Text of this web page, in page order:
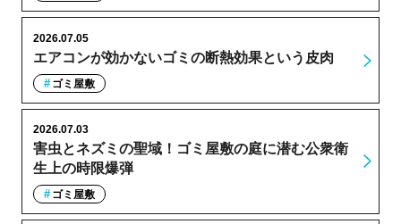
エアコンが効かないゴミの断熱効果という皮肉
2026.07.05
ゴミ屋敷
害虫とネズミの聖域！ゴミ屋敷の庭に潜む公衆衛
生上の時限爆弾
2026.07.03
ゴミ屋敷